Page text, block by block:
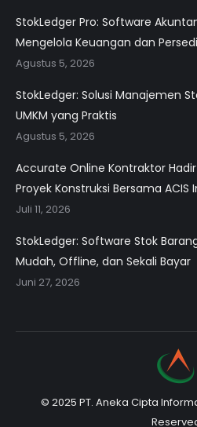
StokLedger Pro: Software
Mengelola Keuangan dan
Agustus 5, 2026
StokLedger: Solusi Manajemen
UMKM yang Praktis
Agustus 5, 2026
Accurate Online Kontraktor
Proyek Konstruksi Bersama ACIS
Juli 11, 2026
StokLedger: Software Stok
Mudah, Offline, dan Sekali Bayar
Juni 27, 2026
© 2025 PT. Aneka Cipta